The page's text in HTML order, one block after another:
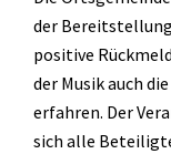
der
positive
der Musik auch
erfahren. Der
sich alle